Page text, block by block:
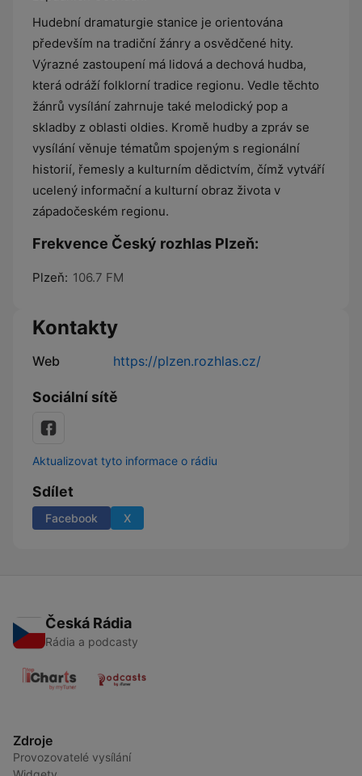
Hudební dramaturgie stanice je orientována
především na tradiční žánry a osvědčené hity.
Výrazné zastoupení má lidová a dechová hudba,
která odráží folklorní tradice regionu. Vedle těchto
žánrů vysílání zahrnuje také melodický pop a
skladby z oblasti oldies. Kromě hudby a zpráv se
vysílání věnuje tématům spojeným s regionální
historií, řemesly a kulturním dědictvím, čímž vytváří
ucelený informační a kulturní obraz života v
západočeském regionu.
Frekvence Český rozhlas Plzeň:
Plzeň: 106.7 FM
Kontakty
Web https://plzen.rozhlas.cz/
Sociální sítě
Aktualizovat tyto informace o rádiu
Sdílet
Facebook X
Česká Rádia
Rádia a podcasty
Zdroje
Provozovatelé vysílání